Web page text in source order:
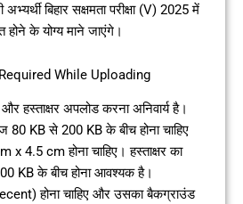
बिहार सक्षमता परीक्षा (V) 2025 में
के योग्य माने जाएंगे।
While Uploading
और हस्ताक्षर अपलोड करना अनिवार्य है।
80 KB से 200 KB के बीच होना चाहिए
4.5 cm होना चाहिए। हस्ताक्षर का
KB के बीच होना आवश्यक है।
होना चाहिए और उसका बैकग्राउंड